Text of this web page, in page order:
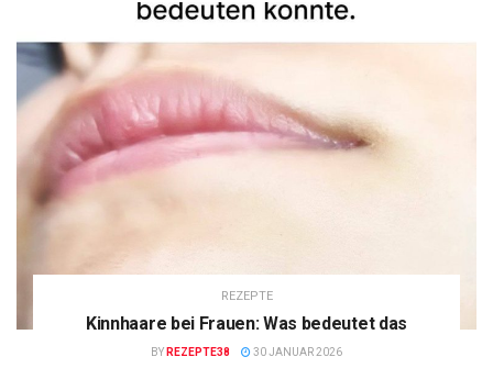
REZEPTE
Kinnhaare bei Frauen: Was bedeutet das
BY REZEPTE38 30 JANUAR 2026